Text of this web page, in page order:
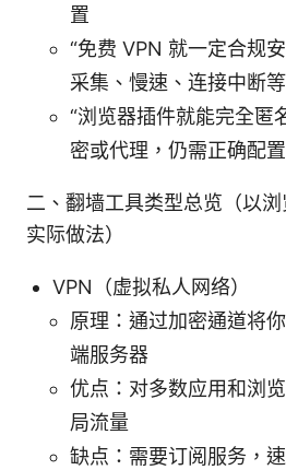
置
“免费 VPN 就一定合规
采集、慢速、连接中断
“浏览器插件就能完全匿
密或代理，仍需正确配
二、翻墙工具类型总览（以
实际做法）
VPN（虚拟私人网络）
原理：通过加密通道将
端服务器
优点：对多数应用和浏
局流量
缺点：需要订阅服务，